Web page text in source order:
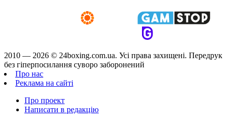
2010 — 2026 © 24boxing.com.ua. Усi права захищенi. Передрук
без гіперпосилання суворо заборонений
Про нас
Реклама на сайті
Про проект
Написати в редакцію